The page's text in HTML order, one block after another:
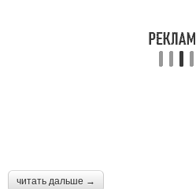
читать дальше →